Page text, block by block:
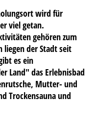
wird für
viel getan.
gehören zum
liegen der Stadt seit
es ein
Land" das Erlebnisbad
Mutter- und
Trockensauna und